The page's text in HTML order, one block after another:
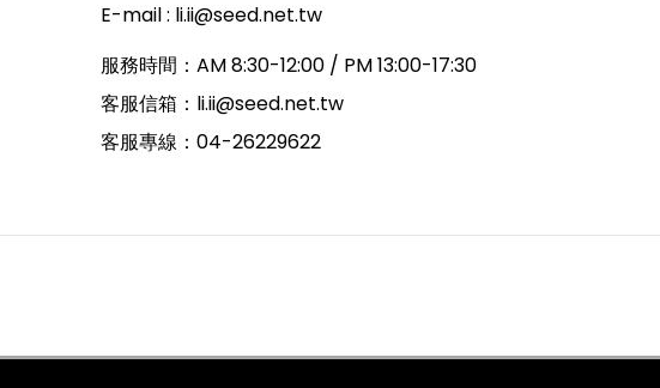
E-mail : li.ii@seed.net.tw
服務時間：AM 8:30-12:00 / PM 13:00-17:30
客服信箱： li.ii@seed.net.tw
客服專線：04-26229622